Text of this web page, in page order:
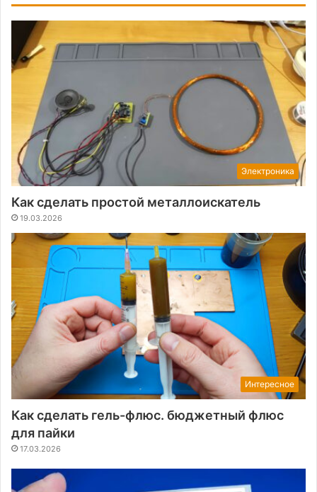
Электроника
Как сделать простой металлоискатель
19.03.2026
Интересное
Как сделать гель-флюс. бюджетный флюс
для пайки
17.03.2026